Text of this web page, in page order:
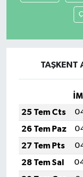
TAŞKENT
25 Tem Cts
26 Tem Paz
27 Tem Pts
28 Tem Sal